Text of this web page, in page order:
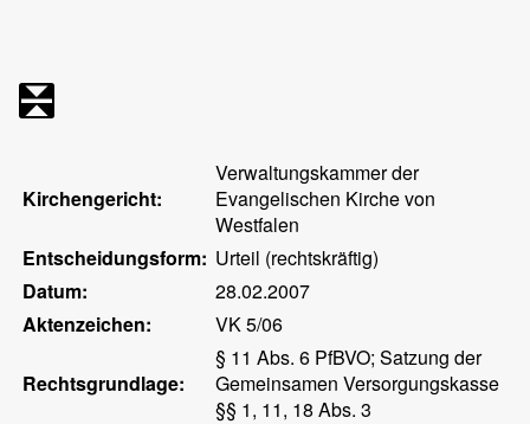
Kirchengericht:
Verwaltungskammer der
Evangelischen Kirche von
Westfalen
Entscheidungsform: Urteil (rechtskräftig)
Datum:
28.02.2007
Aktenzeichen:
VK 5/06
Rechtsgrundlage:
§ 11 Abs. 6 PfBVO; Satzung der
Gemeinsamen Versorgungskasse
§§ 1, 11, 18 Abs. 3